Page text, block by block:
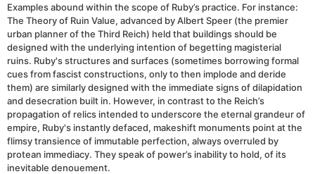
Examples abound within the scope of Ruby’s practice. For instance:
The Theory of Ruin Value, advanced by Albert Speer (the premier
urban planner of the Third Reich) held that buildings should be
designed with the underlying intention of begetting magisterial
ruins. Ruby's structures and surfaces (sometimes borrowing formal
cues from fascist constructions, only to then implode and deride
them) are similarly designed with the immediate signs of dilapidation
and desecration built in. However, in contrast to the Reich’s
propagation of relics intended to underscore the eternal grandeur of
empire, Ruby's instantly defaced, makeshift monuments point at the
flimsy transience of immutable perfection, always overruled by
protean immediacy. They speak of power’s inability to hold, of its
inevitable denouement.